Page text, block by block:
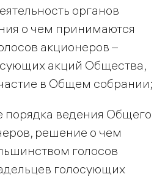
органов
о чем принимаются
акционеров –
акций Общества,
в Общем собрании;
ведения Общего
решение о чем
голосов
голосующих